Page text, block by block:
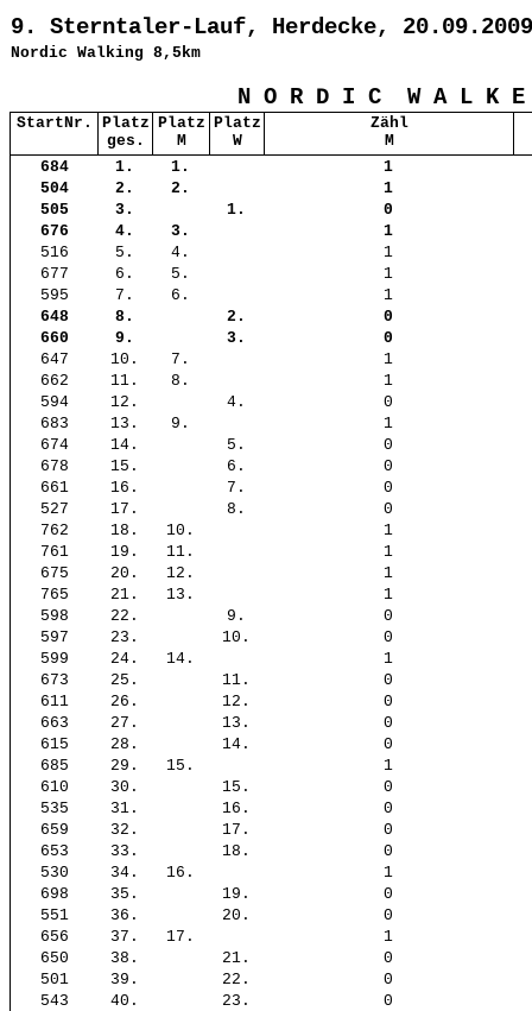
9. Sterntaler-Lauf, Herdecke, 20.09.2009
Nordic Walking 8,5km
N O R D I C W A L K
StartNr.
Platz
ges.
Platz
M
Platz
W
Zähl
M
684
1. 1.
1
504
2. 2.
1
505
3. 1.
0
676
4. 3.
1
516
5. 4.
1
677
6. 5.
1
595
7. 6.
1
648
8. 2.
0
660
9. 3.
0
647
10. 7.
1
662
11. 8.
1
594
12. 4.
0
683
13. 9.
1
674
14. 5.
0
678
15. 6.
0
661
16. 7.
0
527
17. 8.
0
762
18. 10.
1
761
19. 11.
1
675
20. 12.
1
765
21. 13.
1
598
22. 9.
0
597
23. 10.
0
599
24. 14.
1
673
25. 11.
0
611
26. 12.
0
663
27. 13.
0
615
28. 14.
0
685
29. 15.
1
610
30. 15.
0
535
31. 16.
0
659
32. 17.
0
653
33. 18.
0
530
34. 16.
1
698
35. 19.
0
551
36. 20.
0
656
37. 17.
1
650
38. 21.
0
501
39. 22.
0
543
40. 23.
0